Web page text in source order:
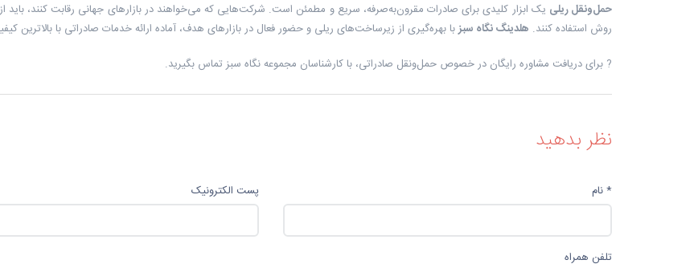
حمل‌ونقل ریلی یک ابزار کلیدی برای صادرات مقرون‌به‌صرفه، سریع و مطمئن است. شرکت‌هایی که می‌خواهند در بازارهای جهانی رقابت کنند، باید
روش استفاده کنند. هلدینگ نگاه سبزبا بهره‌گیری از زیرساخت‌های ریلی و حضور فعال در بازارهای هدف، آماده ارائه خدمات صادراتی با بالاترین
? برای دریافت مشاوره رایگان در خصوص حمل‌ونقل صادراتی، با کارشناسان مجموعه نگاه سبز تماس بگیرید.
نظر بدهید
* نام پست الکترونیک
تلفن همراه